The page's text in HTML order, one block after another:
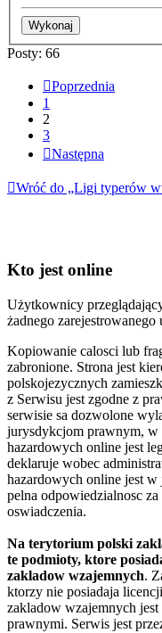
Posty: 66
Poprzednia
1
2
3
Następna
Wróć do „Ligi typerów
Kto jest online
Użytkownicy
żadnego
Kopiowanie calosci lub
zabronione. Strona jest
polskojezycznych
z Serwisu jest zgodne z
serwisie sa dozwolone
jurysdykcjom prawnym, w
hazardowych online jest
deklaruje wobec
hazardowych online jest
pelna odpowiedzialnosc
oswiadczenia.
Na terytorium polski
te podmioty, ktore
zakladow wzajemnych.
ktorzy nie posiadaja
zakladow wzajemnych
prawnymi. Serwis jest